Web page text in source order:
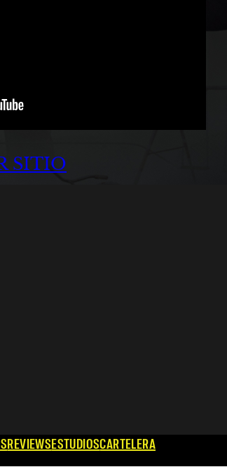
SITIO
REVIEWSESTUDIOSCARTELERA